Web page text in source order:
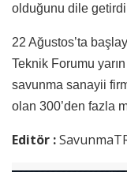
olduğunu dile
22 Ağustos’ta
Teknik Forumu
savunma sanayii
olan 300’den fazla
Editör :